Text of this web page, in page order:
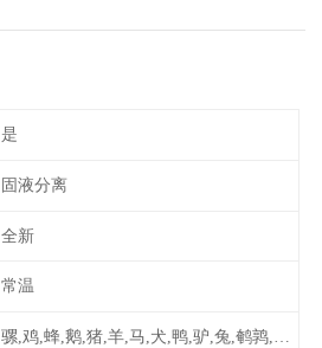
是
固液分离
全新
常温
骡,鸡,蜂,鹅,猪,羊,马,犬,鸭,驴,兔,鹌鹑,牛,鸽